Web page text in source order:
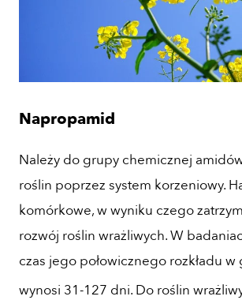
Napropamid
Należy do grupy chemicznej
roślin poprzez system korzeniowy.
komórkowe, w wyniku czego
rozwój roślin wrażliwych. W
czas jego połowicznego rozkładu w
wynosi 31-127 dni. Do roślin